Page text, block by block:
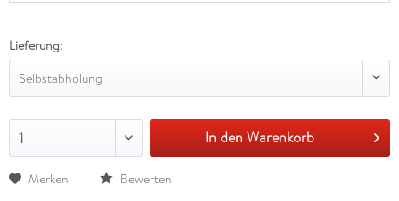
Lieferung:
Selbstabholung
1 In den Warenkorb
Merken Bewerten